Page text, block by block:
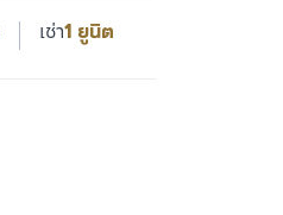
เช่า1 ยูนิต